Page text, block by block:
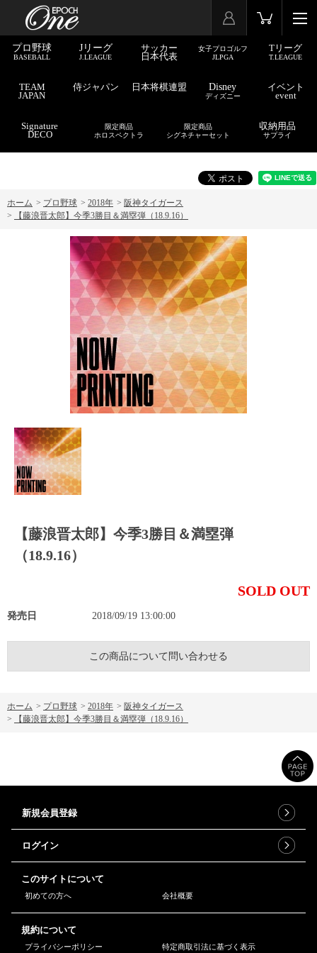
プロ野球
BASEBALL
Jリーグ
J.LEAGUE
サッカー
日本代表
女子プロゴルフ
JLPGA
Tリーグ
T.LEAGUE
TEAM
JAPAN
侍ジャパン 日本将棋連盟 Disney
ディズニー
イベント
event
Signature
DECO
限定商品
ホロスペクトラ
限定商品
シグネチャーセット
収納用品
サプライ
ホーム > プロ野球 > 2018年 > 阪神タイガース
>
【藤浪晋太郎】今季3勝目＆満塁弾（18.9.16）
【藤浪晋太郎】今季3勝目＆満塁弾
（18.9.16）
SOLD OUT
発売日 2018/09/19 13:00:00
この商品について問い合わせる
ホーム > プロ野球 > 2018年 > 阪神タイガース
>
【藤浪晋太郎】今季3勝目＆満塁弾（18.9.16）
新規会員登録
ログイン
このサイトについて
初めての方へ 会社概要
規約について
プライバシーポリシー 特定商取引法に基づく表示